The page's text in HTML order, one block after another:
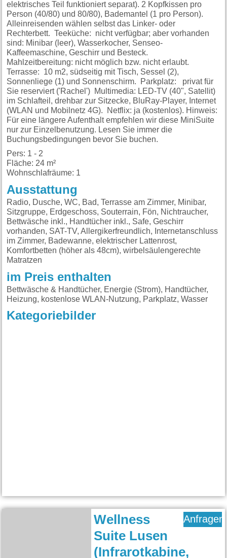
elektrisches Teil funktioniert separat). 2 Kopfkissen pro
Person (40/80) und 80/80), Bademantel (1 pro Person).
Alleinreisenden wählen selbst das Linker- oder
Rechterbett. Teeküche: nicht verfügbar; aber vorhanden
sind: Minibar (leer), Wasserkocher, Senseo-
Kaffeemaschine, Geschirr und Besteck.
Mahlzeitbereitung: nicht möglich bzw. nicht erlaubt.
Terrasse: 10 m2, südseitig mit Tisch, Sessel (2),
Sonnenliege (1) und Sonnenschirm. Parkplatz: privat für
Sie reserviert ('Rachel') Multimedia: LED-TV (40", Satellit)
im Schlafteil, drehbar zur Sitzecke, BluRay-Player, Internet
(WLAN und Mobilnetz 4G). Netflix: ja (kostenlos). Hinweis:
Für eine längere Aufenthalt empfehlen wir diese MiniSuite
nur zur Einzelbenutzung. Lesen Sie immer die
Buchungsbedingungen bevor Sie buchen.
Pers: 1 - 2
Fläche: 24 m²
Wohnschlafräume: 1
Ausstattung
Radio, Dusche, WC, Bad, Terrasse am Zimmer, Minibar,
Sitzgruppe, Erdgeschoss, Souterrain, Fön, Nichtraucher,
Bettwäsche inkl., Handtücher inkl., Safe, Geschirr
vorhanden, SAT-TV, Allergikerfreundlich, Internetanschluss
im Zimmer, Badewanne, elektrischer Lattenrost,
Komfortbetten (höher als 48cm), wirbelsäulengerechte
Matratzen
im Preis enthalten
Bettwäsche & Handtücher, Energie (Strom), Handtücher,
Heizung, kostenlose WLAN-Nutzung, Parkplatz, Wasser
Kategoriebilder
Wellness
Suite Lusen
(Infrarotkabine,
Anfragen